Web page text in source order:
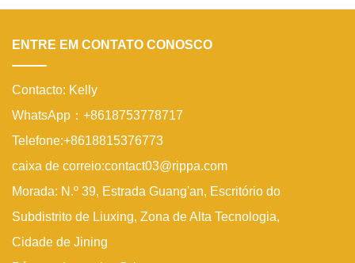
ENTRE EM CONTATO CONOSCO
Contacto: Kelly
WhatsApp：+8618753778717
Telefone:+8618815376773
caixa de correio:contact03@rippa.com
Morada: N.º 39, Estrada Guang'an, Escritório do
Subdistrito de Liuxing, Zona de Alta Tecnologia,
Cidade de Jining